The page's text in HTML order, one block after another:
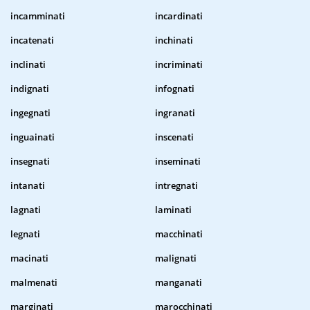
incamminati
incardinati
incatenati
inchinati
inclinati
incriminati
indignati
infognati
ingegnati
ingranati
inguainati
inscenati
insegnati
inseminati
intanati
intregnati
lagnati
laminati
legnati
macchinati
macinati
malignati
malmenati
manganati
marginati
marocchinati